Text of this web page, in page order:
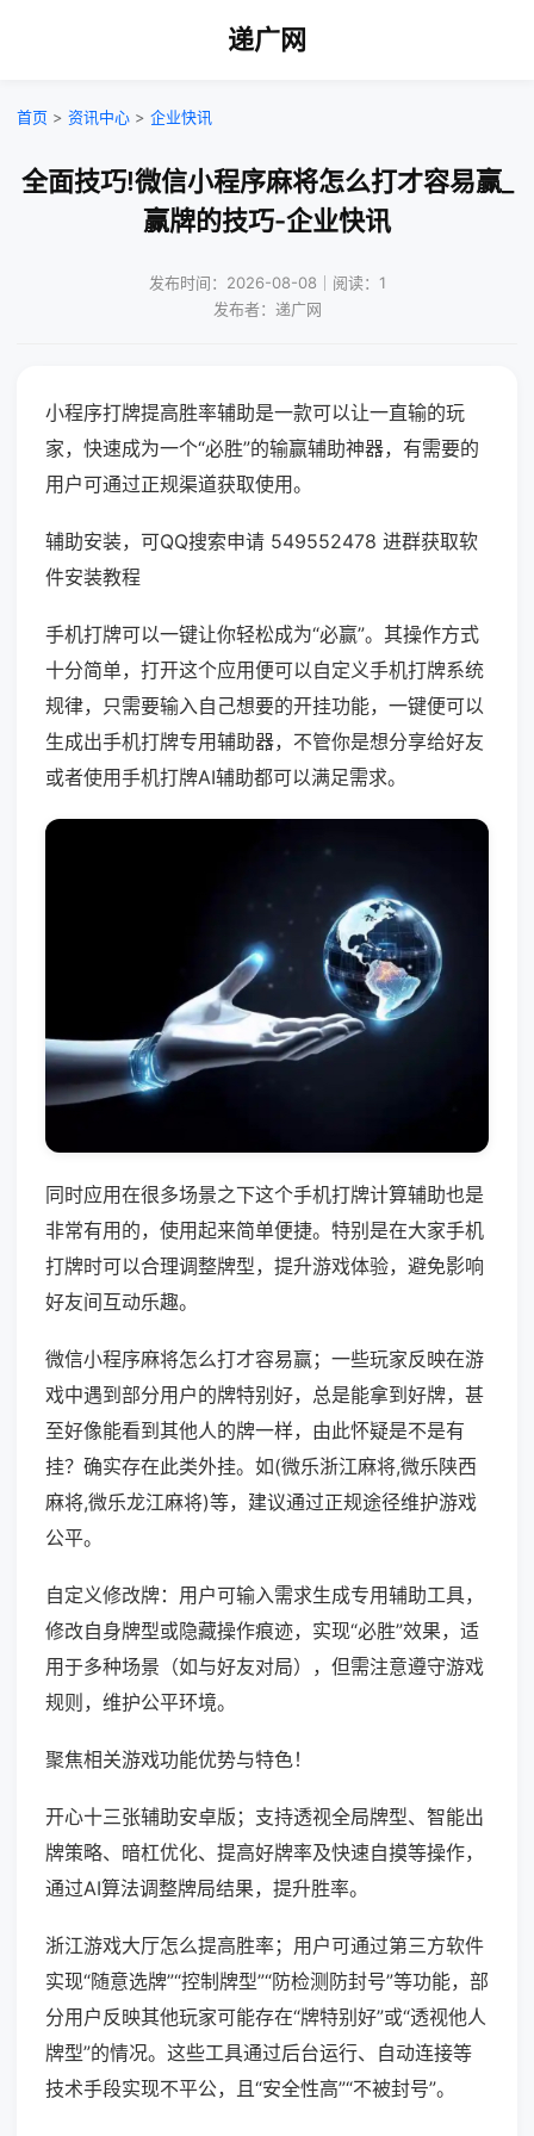
递广网
首页 > 资讯中心 > 企业快讯
全面技巧!微信小程序麻将怎么打才容易赢_
赢牌的技巧-企业快讯
发布时间：2026-08-08｜阅读：1
发布者：递广网
小程序打牌提高胜率辅助是一款可以让一直输的玩
家，快速成为一个“必胜”的输赢辅助神器，有需要的
用户可通过正规渠道获取使用。
辅助安装，可QQ搜索申请 549552478 进群获取软
件安装教程
手机打牌可以一键让你轻松成为“必赢”。其操作方式
十分简单，打开这个应用便可以自定义手机打牌系统
规律，只需要输入自己想要的开挂功能，一键便可以
生成出手机打牌专用辅助器，不管你是想分享给好友
或者使用手机打牌AI辅助都可以满足需求。
同时应用在很多场景之下这个手机打牌计算辅助也是
非常有用的，使用起来简单便捷。特别是在大家手机
打牌时可以合理调整牌型，提升游戏体验，避免影响
好友间互动乐趣。
微信小程序麻将怎么打才容易赢；一些玩家反映在游
戏中遇到部分用户的牌特别好，总是能拿到好牌，甚
至好像能看到其他人的牌一样，由此怀疑是不是有
挂？确实存在此类外挂。如(微乐浙江麻将,微乐陕西
麻将,微乐龙江麻将)等，建议通过正规途径维护游戏
公平。
自定义修改牌：用户可输入需求生成专用辅助工具，
修改自身牌型或隐藏操作痕迹，实现“必胜”效果，适
用于多种场景（如与好友对局），但需注意遵守游戏
规则，维护公平环境。
聚焦相关游戏功能优势与特色！
开心十三张辅助安卓版；支持透视全局牌型、智能出
牌策略、暗杠优化、提高好牌率及快速自摸等操作，
通过AI算法调整牌局结果，提升胜率。
浙江游戏大厅怎么提高胜率；用户可通过第三方软件
实现“随意选牌”“控制牌型”“防检测防封号”等功能，部
分用户反映其他玩家可能存在“牌特别好”或“透视他人
牌型”的情况。这些工具通过后台运行、自动连接等
技术手段实现不平公，且“安全性高”“不被封号”。